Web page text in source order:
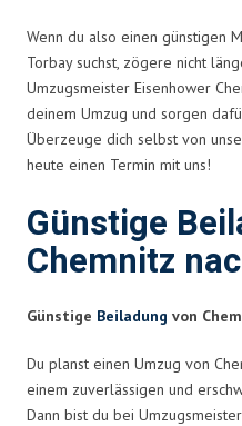
Wenn du also einen günstigen
Torbay suchst, zögere nicht
Umzugsmeister Eisenhower
deinem Umzug und sorgen
Überzeuge dich selbst von
heute einen Termin mit uns!
Günstige
Chemnitz
Günstige Beiladung von
Du planst einen Umzug von
einem zuverlässigen und
Dann bist du bei